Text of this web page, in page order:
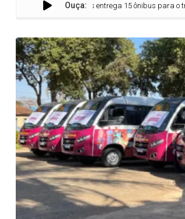
Ouça:
Governo de Minas entrega 15 ônibus para o